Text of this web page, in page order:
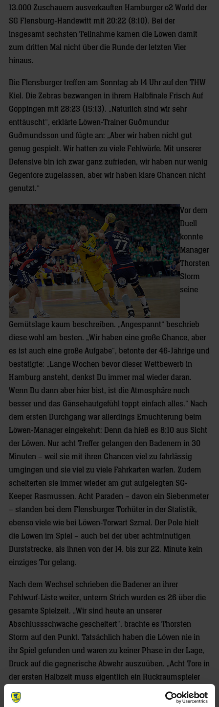
13.000 Zuschauern ausverkauften Hamburger o2 World der
SG Flensburg-Handewitt mit 20:22 (8:10). Bei der
insgesamt sechsten Teilnahme kamen die Löwen damit
zum dritten Mal nicht über die Runde der letzten Vier
hinaus.
Die Flensburger treffen am Sonntag ab 14 Uhr auf den THW
Kiel. Die Zebras bezwangen in ihrem Halbfinale Frisch Auf
Göppingen mit 28:23 (15:13). „Natürlich sind wir sehr
enttäuscht“, erklärte Löwen-Trainer Guðmundur
Guðmundsson und fügte an: „Aber wir haben nicht gut
genug gespielt. Wir hatten zu viele Fehlwürfe. Mit unserer
Defensive bin ich zwar ganz zufrieden, wir haben nur wenig
Gegentore zugelassen, aber wir haben klare Chancen nicht
genutzt.“
Vor dem
Duell
konnte
Manager
Thorsten
Storm
seine
Gemütslage kaum beschreiben. „Angespannt“ beschrieb
diese wohl am besten. „Wir haben eine große Chance, aber
es ist auch eine große Aufgabe“, betonte der 46-Jährige und
bestätigte: „Lange Wochen bevor dieser Wettbewerb in
Hamburg ansteht, denkst Du immer mal wieder daran.
Wenn Du dann aber hier bist, ist die Atmosphäre noch
besser und das Gänsehautgefühl toppt einfach alles.“ Nach
dem ersten Durchgang war allerdings Ernüchterung beim
Löwen-Manager eingekehrt: Denn da hieß es 8:10 aus Sicht
der Löwen. Nur acht Treffer gelangen den Badenern in 30
Minuten – weil sie mit ihren Chancen viel zu fahrlässig
umgingen und sie viel zu viele Fahrkarten warfen. Zudem
scheiterten sie immer wieder am gut aufgelegten SG-
Keeper Rasmussen. Acht Paraden – davon ein Siebenmeter
– standen bei dem Flensburger Torhüter in der Statistik,
ebenso viele wie bei Löwen-Torwart Szmal. Der Pole hielt
die Löwen im Spiel – auch bei der über achtminütigen
Durststrecke, als ihnen von der 14. bis zur 22. Minute kein
einziges Tor gelang.
Nach dem Wechsel schrieben die Badener an ihrer
Fehlwurf-Liste weiter, unterm Strich wurden es 26 über die
gesamte Spielzeit. „Wir sind heute an unserer
Abschlussschwäche gescheitert“, brachte es Thorsten
Storm auf den Punkt. Tatsächlich haben die Löwen nie in
ihr Spiel gefunden und waren zu keiner Phase in der Lage,
Druck auf die gegnerische Abwehr auszuüben. „Acht Tore in
der ersten Halbzeit muss eigentlich ein Rückraumspieler
alleine machen“, formulierte Storm, der verfolgte, wie sein
Team in der 38. Minute zwar wieder in Führung gehen